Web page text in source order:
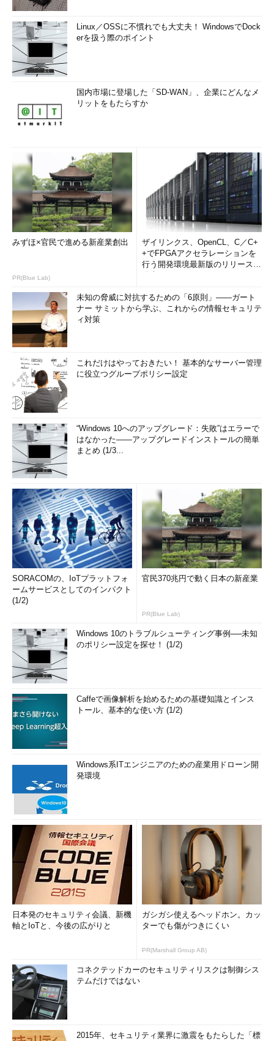
Linux／OSSに不慣れでも大丈夫！ WindowsでDock
erを扱う際のポイント
国内市場に登場した「SD-WAN」、企業にどんなメ
リットをもたらすか
みずほ×官民で進める新産業創出
PR(Blue Lab)
ザイリンクス、OpenCL、C／C+
+でFPGAアクセラレーションを
行う開発環境最新版のリリースを
未知の脅威に対抗するための「6原則」――ガート
ナー サミットから学ぶ、これからの情報セキュリテ
ィ対策
これだけはやっておきたい！ 基本的なサーバー管理
に役立つグループポリシー設定
“Windows 10へのアップグレード：失敗”はエラーで
はなかった――アップグレードインストールの簡単
まとめ (1/3...
SORACOMの、IoTプラットフォ
ームサービスとしてのインパクト
(1/2)
官民370兆円で動く日本の新産業
PR(Blue Lab)
Windows 10のトラブルシューティング事例──未知
のポリシー設定を探せ！ (1/2)
Caffeで画像解析を始めるための基礎知識とインス
トール、基本的な使い方 (1/2)
Windows系ITエンジニアのための産業用ドローン開
発環境
日本発のセキュリティ会議、新機
軸とIoTと、今後の広がりと
ガシガシ使えるヘッドホン。カッ
ターでも傷がつきにくい
PR(Marshall Group AB)
コネクテッドカーのセキュリティリスクは制御シス
テムだけではない
2015年、セキュリティ業界に激震をもたらした「標